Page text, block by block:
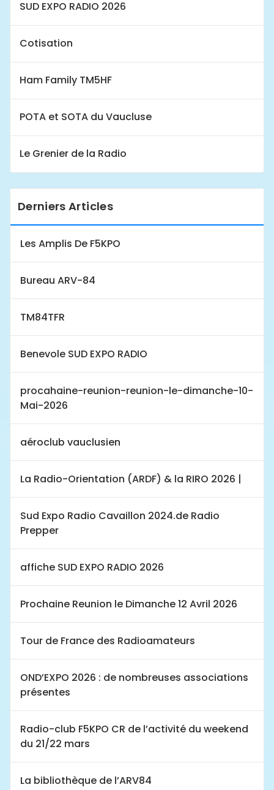
SUD EXPO RADIO 2026
Cotisation
Ham Family TM5HF
POTA et SOTA du Vaucluse
Le Grenier de la Radio
Derniers Articles
Les Amplis De F5KPO
Bureau ARV-84
TM84TFR
Benevole SUD EXPO RADIO
procahaine-reunion-reunion-le-dimanche-10-
Mai-2026
aéroclub vauclusien
La Radio-Orientation (ARDF) & la RIRO 2026 |
Sud Expo Radio Cavaillon 2024.de Radio
Prepper
affiche SUD EXPO RADIO 2026
Prochaine Reunion le Dimanche 12 Avril 2026
Tour de France des Radioamateurs
OND’EXPO 2026 : de nombreuses associations
présentes
Radio-club F5KPO CR de l’activité du weekend
du 21/22 mars
La bibliothèque de l’ARV84